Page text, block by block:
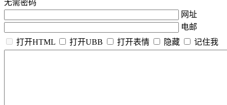
无需密码
网址
电邮
打开HTML
打开UBB 打开表情 隐藏 记住我